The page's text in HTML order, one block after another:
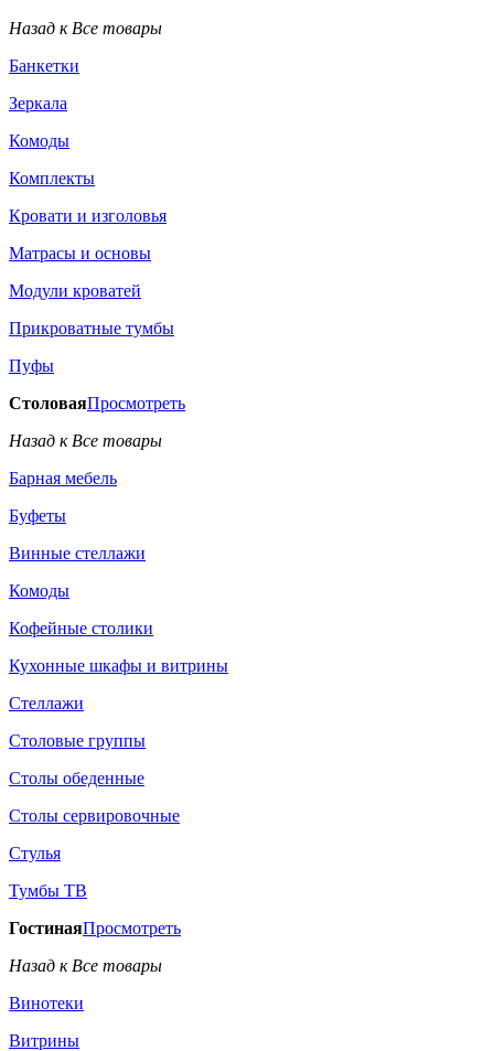
Назад к Все товары
Банкетки
Зеркала
Комоды
Комплекты
Кровати и изголовья
Матрасы и основы
Модули кроватей
Прикроватные тумбы
Пуфы
СтоловаяПросмотреть
Назад к Все товары
Барная мебель
Буфеты
Винные стеллажи
Комоды
Кофейные столики
Кухонные шкафы и витрины
Стеллажи
Столовые группы
Столы обеденные
Столы сервировочные
Стулья
Тумбы ТВ
ГостинаяПросмотреть
Назад к Все товары
Винотеки
Витрины